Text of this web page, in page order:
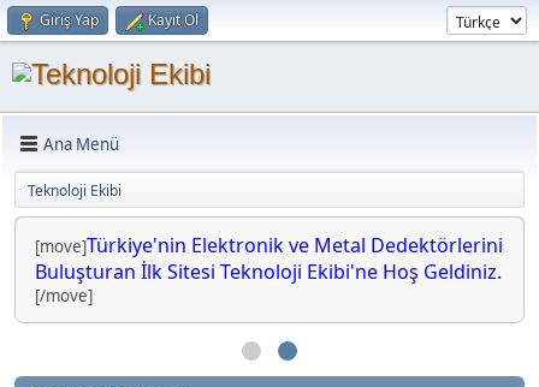
Giriş Yap Kayıt Ol
Ana Menü
Teknoloji Ekibi
[move]Türkiye'nin Elektronik ve Metal Dedektörlerini
Buluşturan İlk Sitesi Teknoloji Ekibi'ne Hoş Geldiniz.
[/move]